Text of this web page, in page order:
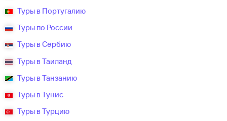
Туры в Португалию
Туры по России
Туры в Сербию
Туры в Таиланд
Туры в Танзанию
Туры в Тунис
Туры в Турцию